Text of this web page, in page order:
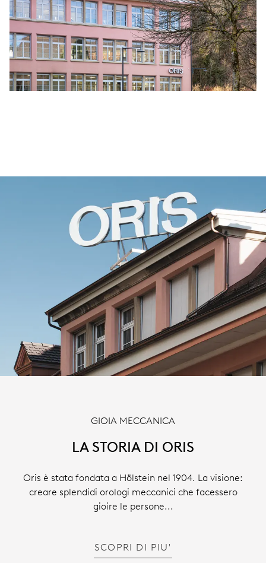
GIOIA MECCANICA
LA STORIA DI ORIS
Oris è stata fondata a Hölstein nel 1904. La visione:
creare splendidi orologi meccanici che facessero
gioire le persone...
SCOPRI DI PIU'